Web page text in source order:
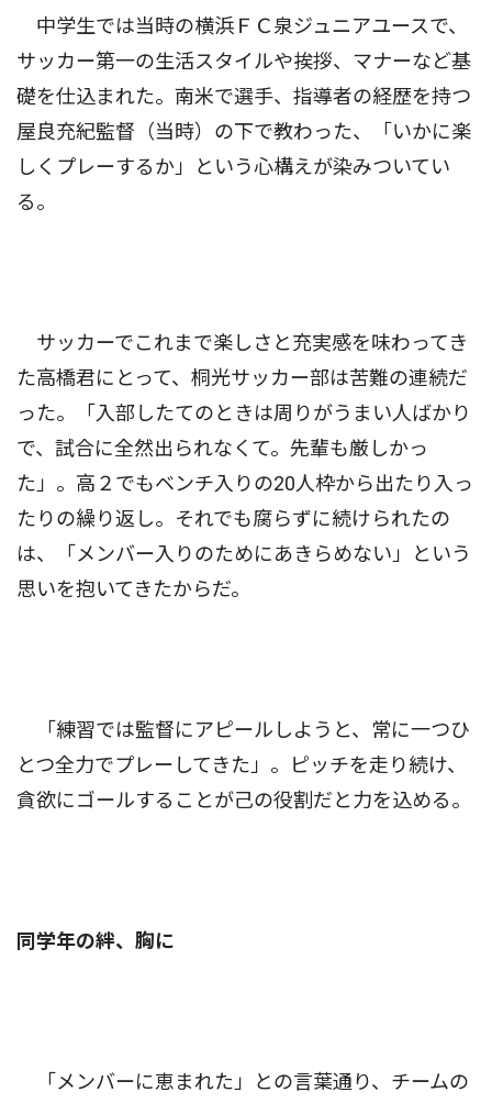
中学生では当時の横浜ＦＣ泉ジュニアユースで、
サッカー第一の生活スタイルや挨拶、マナーなど基
礎を仕込まれた。南米で選手、指導者の経歴を持つ
屋良充紀監督（当時）の下で教わった、「いかに楽
しくプレーするか」という心構えが染みついてい
る。
サッカーでこれまで楽しさと充実感を味わってき
た高橋君にとって、桐光サッカー部は苦難の連続だ
った。「入部したてのときは周りがうまい人ばかり
で、試合に全然出られなくて。先輩も厳しかっ
た」。高２でもベンチ入りの20人枠から出たり入っ
たりの繰り返し。それでも腐らずに続けられたの
は、「メンバー入りのためにあきらめない」という
思いを抱いてきたからだ。
「練習では監督にアピールしようと、常に一つひ
とつ全力でプレーしてきた」。ピッチを走り続け、
貪欲にゴールすることが己の役割だと力を込める。
同学年の絆、胸に
「メンバーに恵まれた」との言葉通り、チームの